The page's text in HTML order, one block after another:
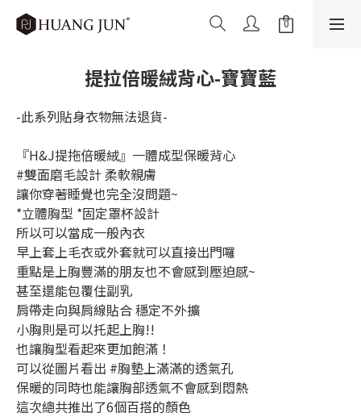
提拉倍暖絨背心-寶寶藍
-此系列貼身衣物無法退貨-
『H&J提拖倍暖絨』一體成型保暖背心
#雙面磨毛設計 柔軟親膚
讓你穿著睡覺也完全沒問題~
*立體胸型 *固定罩杯設計
所以可以當成一般內衣
早上套上毛衣或外套就可以直接出門囉
重點是上胸豐滿的朋友也不會感到壓迫感~
甚至還能包覆住副乳
肩帶走向與肩線貼合 穩定不外擴
小胸則是可以托起上胸!!
也讓胸型看起來更加飽滿！
可以從圖片看出 #胸墊上滿滿的透氣孔
保暖的同時也能讓胸部透氣不會感到悶熱
這次總共推出了6個百搭的顏色